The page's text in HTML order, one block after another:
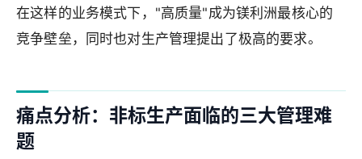
在这样的业务模式下，"高质量"成为镁利洲最核心的
竞争壁垒，同时也对生产管理提出了极高的要求。
痛点分析：非标生产面临的三大管理难
题